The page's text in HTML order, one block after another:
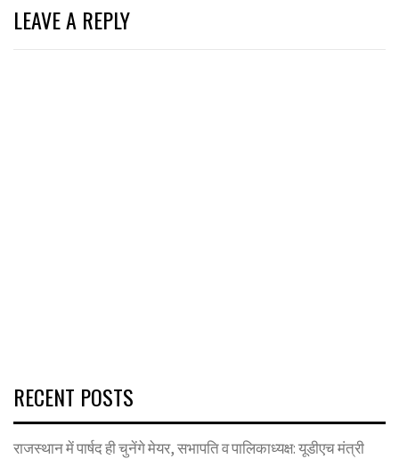
LEAVE A REPLY
RECENT POSTS
राजस्थान में पार्षद ही चुनेंगे मेयर, सभापति व पालिकाध्यक्ष: यूडीएच मंत्री